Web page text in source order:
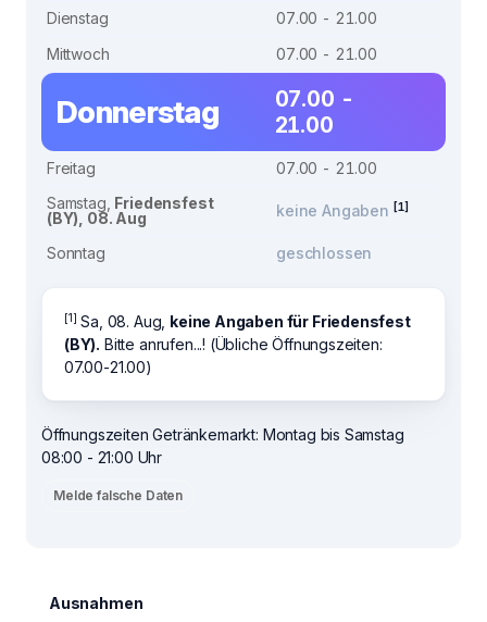
Dienstag
07.00 - 21.00
Mittwoch
07.00 - 21.00
Donnerstag
07.00 -
21.00
Freitag
07.00 - 21.00
Samstag, Friedensfest
(BY), 08. Aug
keine Angaben [1]
Sonntag geschlossen
[1] Sa, 08. Aug, keine Angaben für Friedensfest
(BY). Bitte anrufen...! (Übliche Öffnungszeiten:
07.00-21.00)
Öffnungszeiten Getränkemarkt: Montag bis Samstag
08:00 - 21:00 Uhr
Melde falsche Daten
Ausnahmen